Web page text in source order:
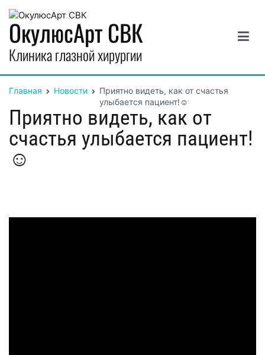
содержимому
ОкулюсАрт СВК
Клиника глазной хирургии
Приятно видеть, как от
счастья улыбается пациент!
☺️
Главная Новости
Приятно видеть, как от счастья
улыбается пациент!☺️